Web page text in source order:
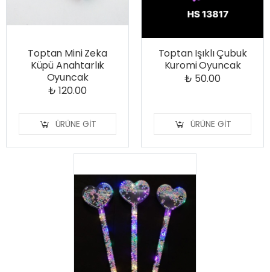
Toptan Mini Zeka
Küpü Anahtarlık
Oyuncak
₺ 120.00
ÜRÜNE GIT
Toptan Işıklı Çubuk
Kuromi Oyuncak
₺ 50.00
ÜRÜNE GIT